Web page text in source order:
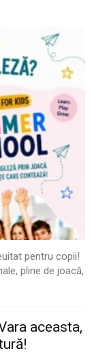
pentru copii!
pline de joacă,
aceasta,